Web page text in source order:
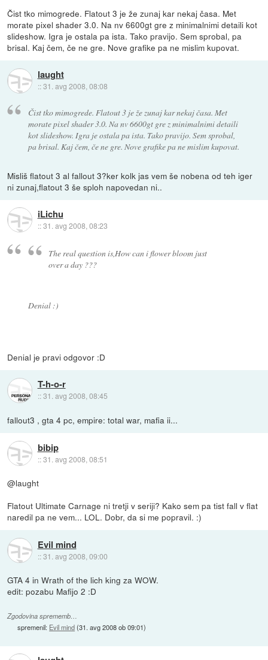
Čist tko mimogrede. Flatout 3 je že zunaj kar nekaj časa. Met
morate pixel shader 3.0. Na nv 6600gt gre z minimalnimi detaili kot
slideshow. Igra je ostala pa ista. Tako pravijo. Sem sprobal, pa
brisal. Kaj čem, če ne gre. Nove grafike pa ne mislim kupovat.
laught
::31. avg 2008, 08:08
Čist tko mimogrede. Flatout 3 je že zunaj kar nekaj časa. Met
morate pixel shader 3.0. Na nv 6600gt gre z minimalnimi detaili
kot slideshow. Igra je ostala pa ista. Tako pravijo. Sem sprobal,
pa brisal. Kaj čem, če ne gre. Nove grafike pa ne mislim kupovat.
Misliš flatout 3 al fallout 3?ker kolk jas vem še nobena od teh iger
ni zunaj,flatout 3 še sploh napovedan ni..
iLichu
::31. avg 2008, 08:23
The real question is,How can i flower bloom just
over a day ???
Denial :)
Denial je pravi odgovor :D
T-h-o-r
::31. avg 2008, 08:45
fallout3 , gta 4 pc, empire: total war, mafia ii...
bibip
::31. avg 2008, 08:51
@laught
Flatout Ultimate Carnage ni tretji v seriji? Kako sem pa tist fall v flat
naredil pa ne vem... LOL. Dobr, da si me popravil. :)
Evil mind
::31. avg 2008, 09:00
GTA 4 in Wrath of the lich king za WOW.
edit: pozabu Mafijo 2 :D
Zgodovina sprememb…
spremenil: Evil mind(31. avg 2008 ob 09:01)